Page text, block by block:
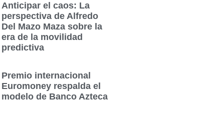
Anticipar el caos: La
perspectiva de Alfredo
Del Mazo Maza sobre la
era de la movilidad
predictiva
Premio internacional
Euromoney respalda el
modelo de Banco Azteca